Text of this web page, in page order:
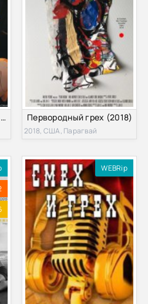
Семь смертных грехов: Проклятие света (2021) Первородный грех (2018)
2018, США, Парагвай
WEBRip